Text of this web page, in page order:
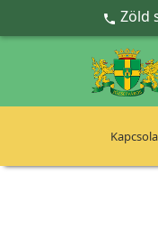
Ugrás a fő tartalomra
 Zöld